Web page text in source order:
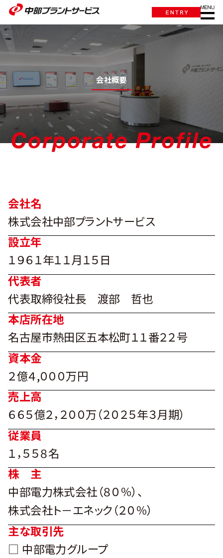
会社概要
会社名
株式会社中部プラントサービス
設立年
１９６１年１１月１５日
代表者
代表取締役社長 渡部 哲也
本店所在地
名古屋市熱田区五本松町１１番２２号
資本金
２億４,０００万円
売上高
６６５億２，２００万（２０２５年３月期）
従業員
１，５５８名
株 主
中部電力株式会社（８０％）、
株式会社ト－エネック（２０％）
主な取引先
□ 中部電力グループ